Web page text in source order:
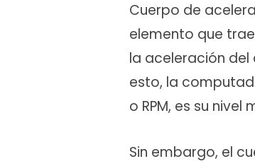
Cuerpo de
elemento que
la aceleración del
esto, la
o RPM, es su nivel
Sin embargo, el